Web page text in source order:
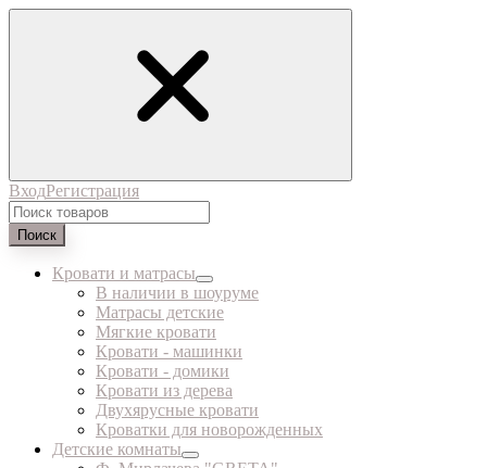
ВходРегистрация
Поиск
Кровати и матрасы
В наличии в шоуруме
Матрасы детские
Мягкие кровати
Кровати - машинки
Кровати - домики
Кровати из дерева
Двухярусные кровати
Кроватки для новорожденных
Детские комнаты